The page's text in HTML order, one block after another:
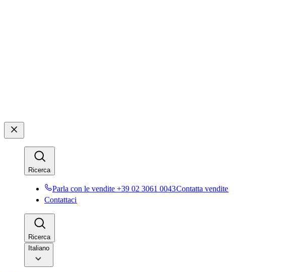
Ricerca​​
Parla con le vendite +39 02 3061 0043​​Contatta vendite​​
Contattaci​​
Ricerca​​
Italiano